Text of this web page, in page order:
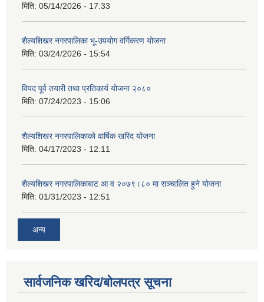
मिति: 05/14/2026 - 17:33
शैल्यशिखर नगरपालिका भू-उपयोग वर्गिकरण योजना
मिति: 03/24/2026 - 15:54
विपद पूर्व तयारी तथा प्रतिकार्य योजना २०८०
मिति: 07/24/2023 - 15:06
शैल्यशिखर नगरपालिकाको वार्षिक खरिद योजना
मिति: 04/17/2023 - 12:11
शैल्यशिखर नगरपालिकाबाट आ व २०७९।८० मा सञ्चालित हुने योजना
मिति: 01/31/2023 - 12:51
अन्य
सार्वजनिक खरिद/बोलपत्र सूचना